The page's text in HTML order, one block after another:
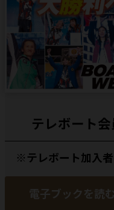
テレボート
※テレボート加入者
電子ブックを読む